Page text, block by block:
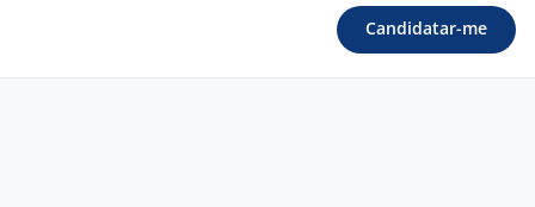
Candidatar-me